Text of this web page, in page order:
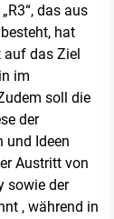
das aus
hat
das Ziel
im
soll die
der
und Ideen
Austritt von
sowie der
, während in